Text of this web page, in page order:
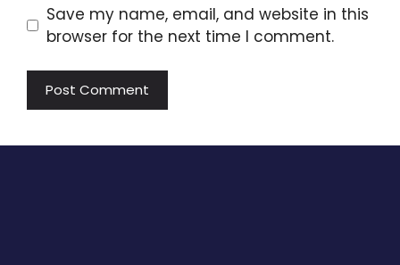
Save my name, email, and website in this
browser for the next time I comment.